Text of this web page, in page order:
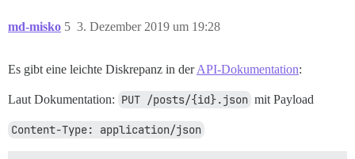
md-misko 3. Dezember 2019 um 19:28
5
Es gibt eine leichte Diskrepanz in derAPI-Dokumentation:
Laut Dokumentation: PUT /posts/{id}.json mit Payload
Content-Type: application/json